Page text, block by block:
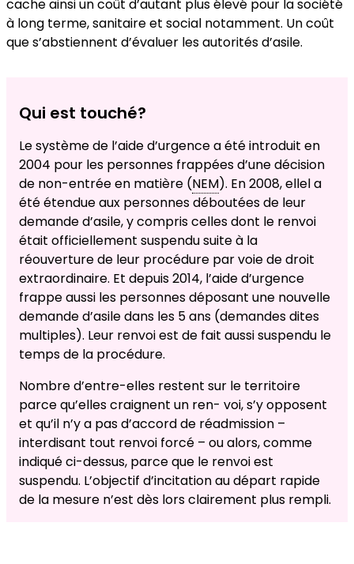
cache ainsi un coût d’autant plus élevé pour la société
à long terme, sanitaire et social notamment. Un coût
que s’abstiennent d’évaluer les autorités d’asile.
Qui est touché?
Le système de l’aide d’urgence a été introduit en
2004 pour les personnes frappées d’une décision
de non-entrée en matière (NEM). En 2008, ellel a
été étendue aux personnes déboutées de leur
demande d’asile, y compris celles dont le renvoi
était officiellement suspendu suite à la
réouverture de leur procédure par voie de droit
extraordinaire. Et depuis 2014, l’aide d’urgence
frappe aussi les personnes déposant une nouvelle
demande d’asile dans les 5 ans (demandes dites
multiples). Leur renvoi est de fait aussi suspendu le
temps de la procédure.
Nombre d’entre-elles restent sur le territoire
parce qu’elles craignent un ren- voi, s’y opposent
et qu’il n’y a pas d’accord de réadmission –
interdisant tout renvoi forcé – ou alors, comme
indiqué ci-dessus, parce que le renvoi est
suspendu. L’objectif d’incitation au départ rapide
de la mesure n’est dès lors clairement plus rempli.